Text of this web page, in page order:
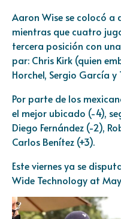
Aaron Wise se colocó
mientras que cuatro
tercera posición con
par: Chris Kirk (quien
Horchel, Sergio García
Por parte de los
el mejor ubicado (-4),
Diego Fernández (-2),
Carlos Benítez (+3).
Este viernes ya se
Wide Technology at